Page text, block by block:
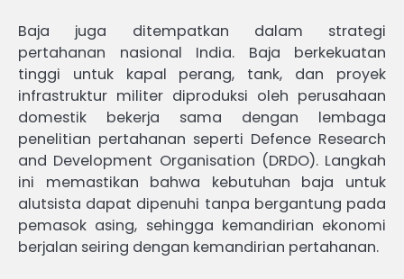
Baja juga ditempatkan dalam strategi
pertahanan nasional India. Baja berkekuatan
tinggi untuk kapal perang, tank, dan proyek
infrastruktur militer diproduksi oleh perusahaan
domestik bekerja sama dengan lembaga
penelitian pertahanan seperti Defence Research
and Development Organisation (DRDO). Langkah
ini memastikan bahwa kebutuhan baja untuk
alutsista dapat dipenuhi tanpa bergantung pada
pemasok asing, sehingga kemandirian ekonomi
berjalan seiring dengan kemandirian pertahanan.